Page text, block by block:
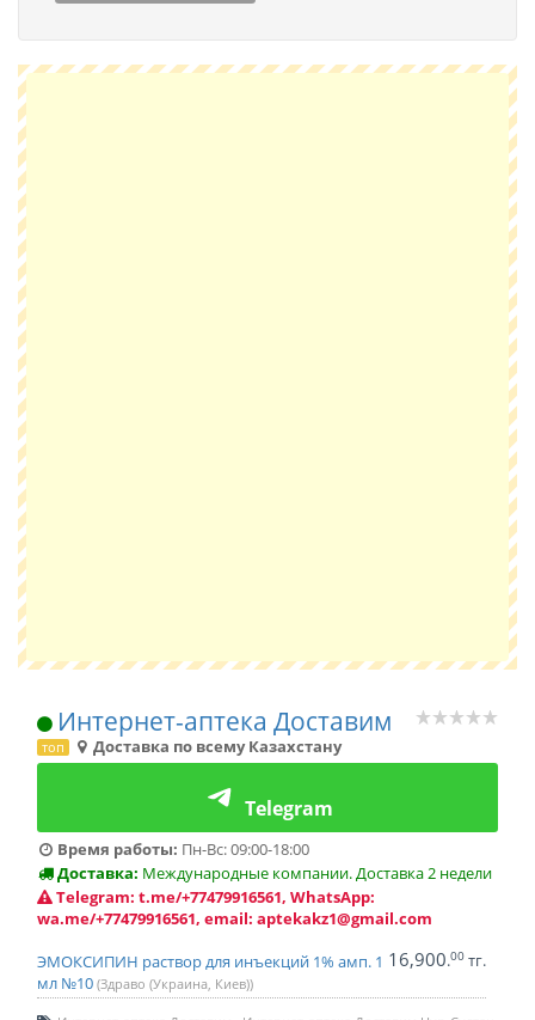
Интернет-аптека Доставим
топ Доставка по всему Казахстану
Telegram
Время работы: Пн-Вс: 09:00-18:00
Доставка: Международные компании. Доставка 2 недели
Telegram: t.me/+77479916561, WhatsApp:
wa.me/+77479916561, email: aptekakz1@gmail.com
ЭМОКСИПИН раствор для инъекций 1% амп. 1
мл №10 (Здраво (Украина, Киев))
16,900.00 тг.